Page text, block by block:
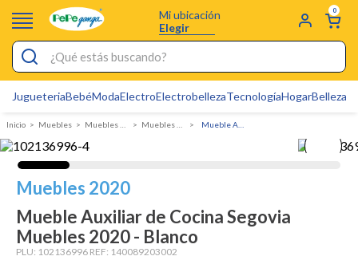
Mi ubicación
Elegir
0
¿Qué estás buscando?
JugueteriaBebéModaElectroElectrobellezaTecnologíaHogarBelleza
Muebles Muebles de Cocina Muebles Auxiliares
Muebles 2020
Mueble Auxiliar de Cocina Segovia
Muebles 2020 - Blanco
PLU: 102136996 REF: 140089203002
Pijamas
Electro
Figuras Toy Story
Carters
Cartas Pokemon